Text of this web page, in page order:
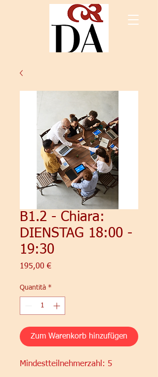
B1.2 - Chiara:
DIENSTAG 18:00 -
19:30
195,00 €Prezzo
Quantità *
Zum Warenkorb hinzufügen
Mindestteilnehmerzahl: 5